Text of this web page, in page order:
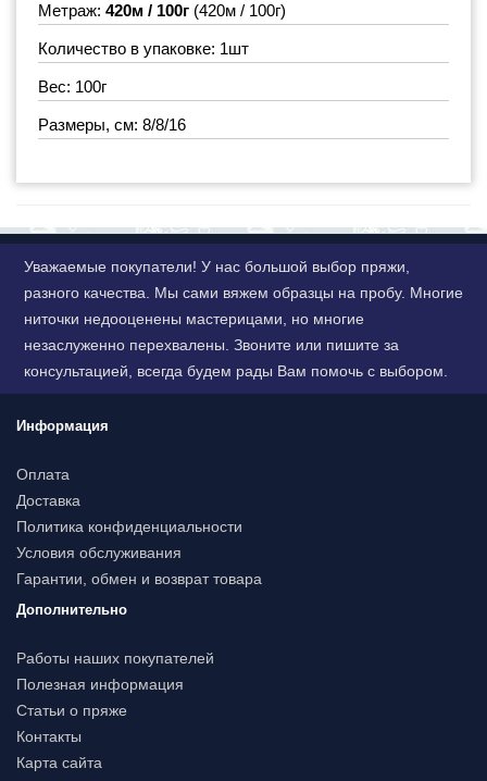
Метраж: 420м / 100г (420м / 100г)
Количество в упаковке: 1шт
Вес: 100г
Размеры, см: 8/8/16
Уважаемые покупатели! У нас большой выбор пряжи,
разного качества. Мы сами вяжем образцы на пробу. Многие
ниточки недооценены мастерицами, но многие
незаслуженно перехвалены. Звоните или пишите за
консультацией, всегда будем рады Вам помочь с выбором.
Информация
Оплата
Доставка
Политика конфиденциальности
Условия обслуживания
Гарантии, обмен и возврат товара
Дополнительно
Работы наших покупателей
Полезная информация
Статьи о пряже
Контакты
Карта сайта